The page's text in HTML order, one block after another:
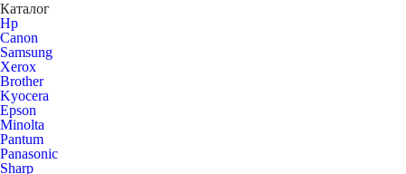
Каталог
Hp
Canon
Samsung
Xerox
Brother
Kyocera
Epson
Minolta
Pantum
Panasonic
Sharp